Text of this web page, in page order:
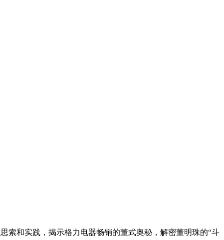
索和实践，揭示格力电器畅销的董式奥秘，解密董明珠的“斗